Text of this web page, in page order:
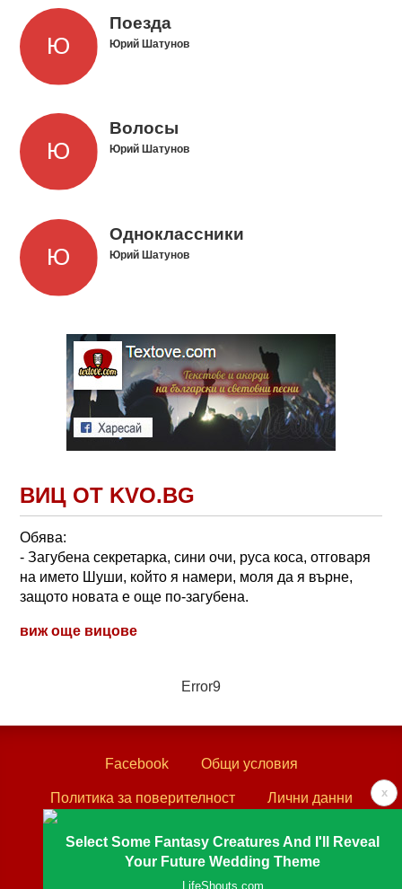
Поезда
Юрий Шатунов
Волосы
Юрий Шатунов
Одноклассники
Юрий Шатунов
ВИЦ ОТ KVO.BG
Обява:
- Загубена секретарка, сини очи, руса коса, отговаря
на името Шуши, който я намери, моля да я върне,
защото новата е още по-загубена.
виж още вицове
Error9
x
Select Some Fantasy Creatures And I'll Reveal
Your Future Wedding Theme
LifeShouts.com
Facebook Общи условия
Политика за поверителност Лични данни
Textove.com © 2003 - 2026